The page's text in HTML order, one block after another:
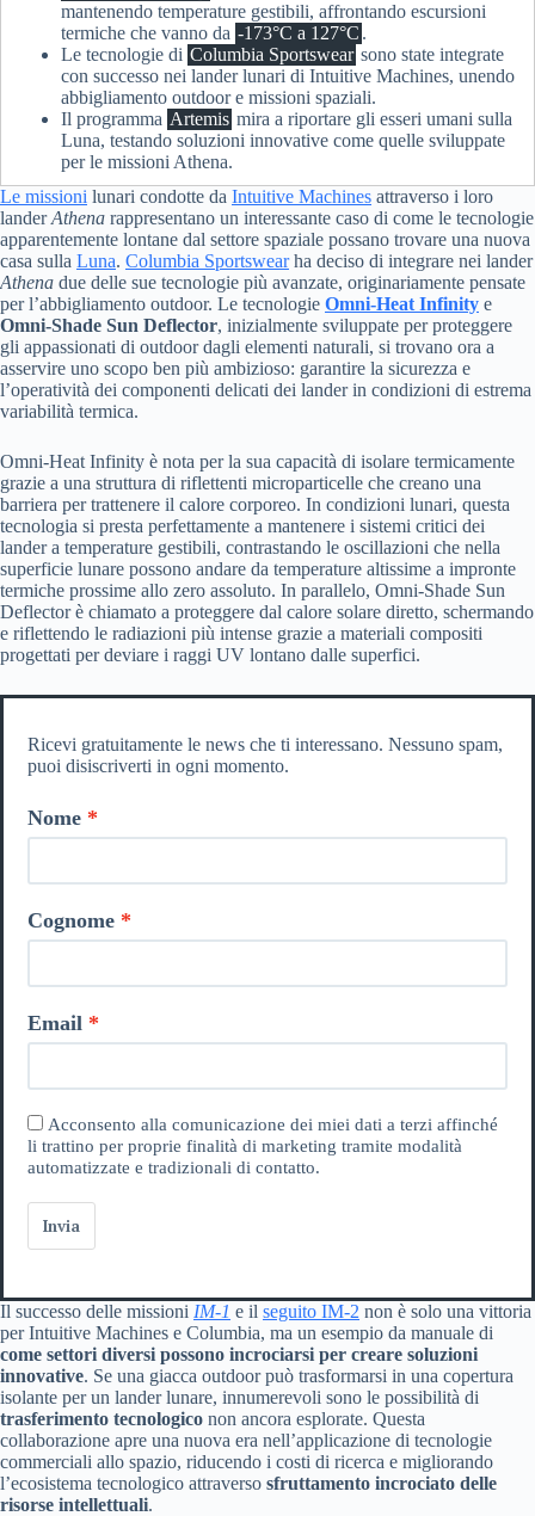
mantenendo temperature gestibili, affrontando escursioni
termiche che vanno da -173°C a 127°C .
Le tecnologie di Columbia Sportswear sono state integrate
con successo nei lander lunari di Intuitive Machines, unendo
abbigliamento outdoor e missioni spaziali.
Il programma Artemis mira a riportare gli esseri umani sulla
Luna, testando soluzioni innovative come quelle sviluppate
per le missioni Athena.
Le missioni lunari condotte da Intuitive Machines attraverso i loro
landerAthena rappresentano un interessante caso di come le tecnologie
apparentemente lontane dal settore spaziale possano trovare una nuova
casa sulla Luna. Columbia Sportswearha deciso di integrare nei lander
Athena due delle sue tecnologie più avanzate, originariamente pensate
per l’abbigliamento outdoor. Le tecnologie Omni-Heat Infinity e
Omni-Shade Sun Deflector, inizialmente sviluppate per proteggere
gli appassionati di outdoor dagli elementi naturali, si trovano ora a
asservire uno scopo ben più ambizioso: garantire la sicurezza e
l’operatività dei componenti delicati dei lander in condizioni di estrema
variabilità termica.
Omni-Heat Infinity è nota per la sua capacità di isolare termicamente
grazie a una struttura di riflettenti microparticelle che creano una
barriera per trattenere il calore corporeo. In condizioni lunari, questa
tecnologia si presta perfettamente a mantenere i sistemi critici dei
lander a temperature gestibili, contrastando le oscillazioni che nella
superficie lunare possono andare da temperature altissime a impronte
termiche prossime allo zero assoluto. In parallelo, Omni-Shade Sun
Deflector è chiamato a proteggere dal calore solare diretto, schermando
e riflettendo le radiazioni più intense grazie a materiali compositi
progettati per deviare i raggi UV lontano dalle superfici.
Ricevi gratuitamente le news che ti interessano. Nessuno spam,
puoi disiscriverti in ogni momento.
Nome
Cognome
Email
Acconsento alla comunicazione dei miei dati a terzi affinché
li trattino per proprie finalità di marketing tramite modalità
automatizzate e tradizionali di contatto.
Invia
Il successo delle missioni IM-1 e il seguito IM-2 non è solo una vittoria
per Intuitive Machines e Columbia, ma un esempio da manuale di
come settori diversi possono incrociarsi per creare soluzioni
innovative. Se una giacca outdoor può trasformarsi in una copertura
isolante per un lander lunare, innumerevoli sono le possibilità di
trasferimento tecnologico non ancora esplorate. Questa
collaborazione apre una nuova era nell’applicazione di tecnologie
commerciali allo spazio, riducendo i costi di ricerca e migliorando
l’ecosistema tecnologico attraverso sfruttamento incrociato delle
risorse intellettuali.